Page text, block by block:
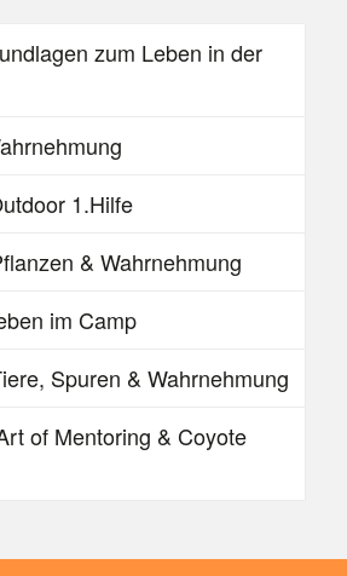
zum Leben in der
1.Hilfe
& Wahrnehmung
im Camp
Spuren & Wahrnehmung
of Mentoring & Coyote